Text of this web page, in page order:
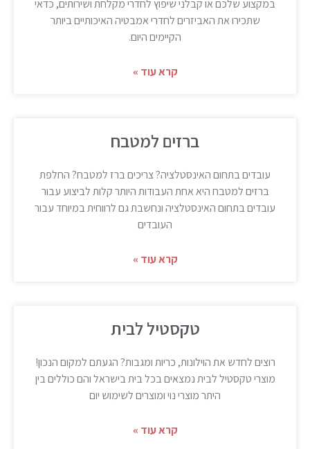
במקצוע שלכם או קבלני שיפוץ לחדרי מקלחת ושירותים, כדאי
שתכירו את האביזרים לחדרי אמבטיה האיכותיים ביותר
הקיימים היום.
קרא עוד »
ברזים למטבח
עובדים בתחום האינסטלציה? צריכים ברז למטבח? החלפת
ברזים למטבח היא אחת העבודות היותר קלות לביצוע עבור
עובדים בתחום האינסטלציה ונחשבת גם לרווחית במיוחד עבור
העובדים
קרא עוד »
טקסטיל לבית
רוצים לחדש את הוילונות, כריות ומגבות? הגעתם למקום הנכון!
מוצרי טקסטיל לבית נמצאים בכל בית בישראל והם כוללים בין
היתר מוצרי נוי ומוצרים לשימוש יום
קרא עוד »